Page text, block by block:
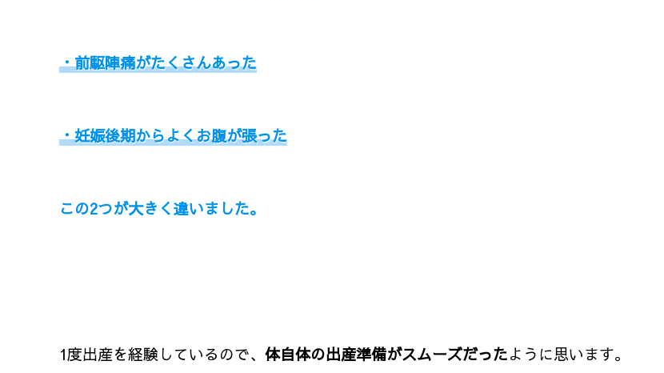
・前駆陣痛がたくさんあった
・妊娠後期からよくお腹が張った
この2つが大きく違いました。
1度出産を経験しているので、 体自体の出産準備がスムーズだったように思います。